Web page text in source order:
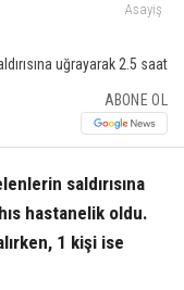
Asayiş
ABONE OL
saldırısına
hastanelik oldu.
1 kişi ise